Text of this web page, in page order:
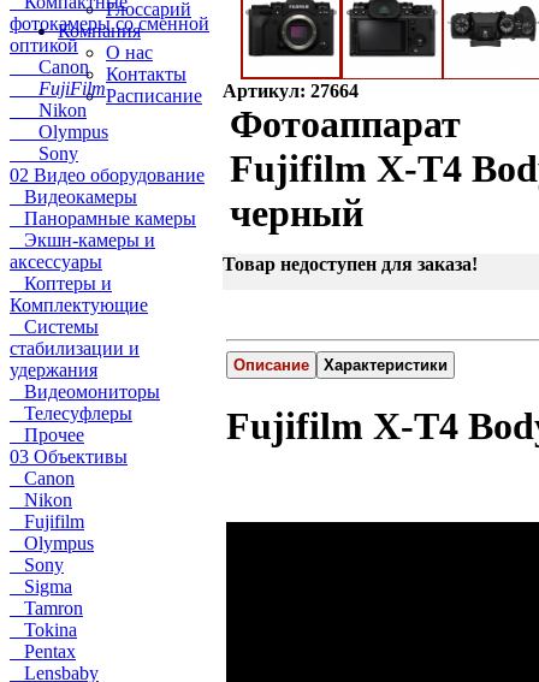
Глоссарий
Компания
О нас
Контакты
Расписание
фотокамеры со сменной
оптикой
Canon
FujiFilm
Nikon
Olympus
Sony
02 Видео оборудование
Видеокамеры
Панорамные камеры
Экшн-камеры и
аксессуары
Коптеры и
Комплектующие
Системы
стабилизации и
удержания
Видеомониторы
Телесуфлеры
Прочее
03 Объективы
Canon
Nikon
Fujifilm
Olympus
Sony
Sigma
Tamron
Tokina
Pentax
Lensbaby
Артикул: 27664
Фотоаппарат
Fujifilm X-T4
черный
Товар недоступен для заказа!
Описание Характеристики
Fujifilm X-T4